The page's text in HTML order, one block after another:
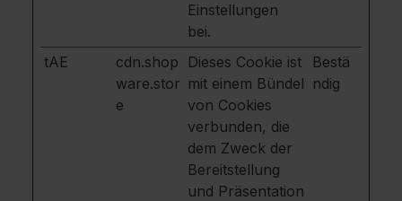
Einstellungen
bei.
tAE
cdn.shop
ware.stor
e
Dieses Cookie ist
mit einem Bündel
von Cookies
verbunden, die
dem Zweck der
Bereitstellung
und Präsentation
Bestä
ndig